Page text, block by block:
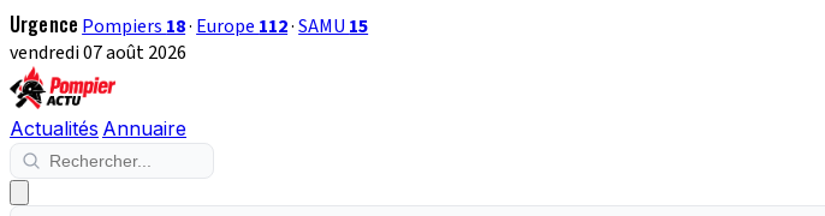
Urgence Pompiers 18· Europe 112·SAMU 15
vendredi 07 août 2026
Actualités Annuaire